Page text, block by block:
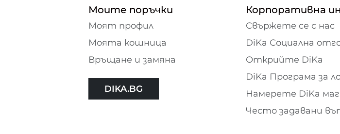
Моите поръчки
Моят профил
Моята кошница
Връщане и замяна
DIKA.BG
Корпоративна
Свържете се с нас
DiKa Социална
Открийте DiKa
DiKa Програма за
Намерете DiKa
Често задавани